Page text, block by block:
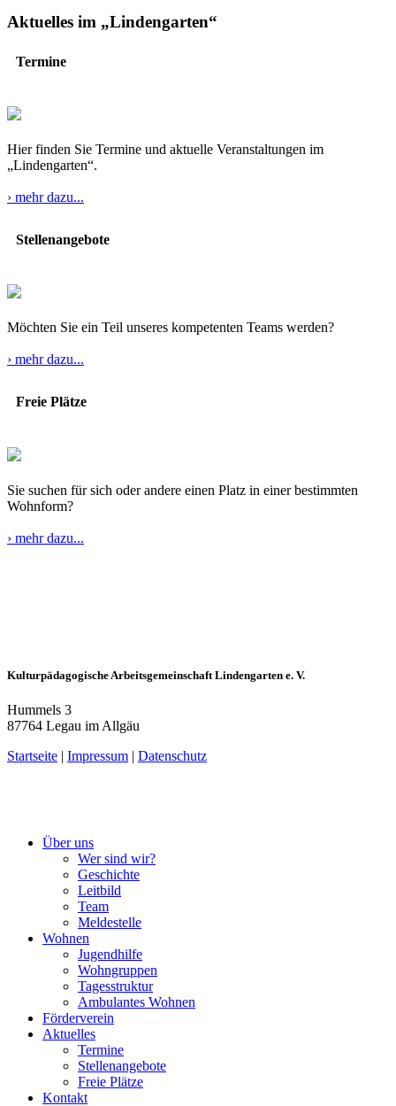
Aktuelles im „Lindengarten“
Termine
Hier finden Sie Termine und aktuelle Veranstaltungen im
„Lindengarten“.
› mehr dazu...
Stellenangebote
Möchten Sie ein Teil unseres kompetenten Teams werden?
› mehr dazu...
Freie Plätze
Sie suchen für sich oder andere einen Platz in einer bestimmten
Wohnform?
› mehr dazu...
Kulturpädagogische Arbeitsgemeinschaft Lindengarten e. V.
Hummels 3
87764 Legau im Allgäu
Startseite | Impressum | Datenschutz
Über uns
Wer sind wir?
Geschichte
Leitbild
Team
Meldestelle
Wohnen
Jugendhilfe
Wohngruppen
Tagesstruktur
Ambulantes Wohnen
Förderverein
Aktuelles
Termine
Stellenangebote
Freie Plätze
Kontakt